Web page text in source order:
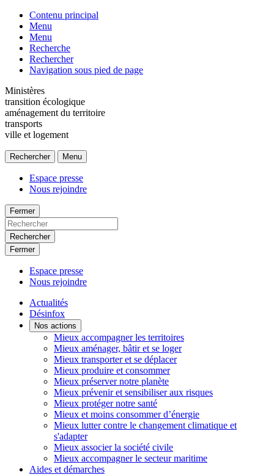
Contenu principal
Menu
Menu
Recherche
Rechercher
Navigation sous pied de page
Ministères
transition écologique
aménagement du territoire
transports
ville et logement
Rechercher Menu
Espace presse
Nous rejoindre
Fermer
Rechercher
Fermer
Espace presse
Nous rejoindre
Actualités
Désinfox
Nos actions
Mieux accompagner les territoires
Mieux aménager, bâtir et se loger
Mieux transporter et se déplacer
Mieux produire et consommer
Mieux préserver notre planète
Mieux prévenir et sensibiliser aux risques
Mieux protéger notre santé
Mieux et moins consommer d’énergie
Mieux lutter contre le changement climatique et
s'adapter
Mieux associer la société civile
Mieux accompagner le secteur maritime
Aides et démarches